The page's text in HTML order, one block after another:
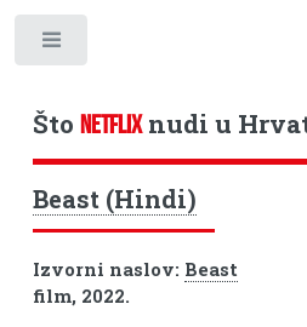
Što NETFLIXnudi u
Beast (Hindi)
Izvorni naslov: Beast
film, 2022.